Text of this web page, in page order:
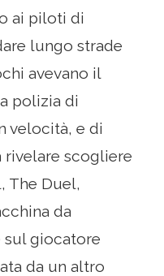
ai piloti di
lungo strade
avevano il
polizia di
velocità, e di
rivelare scogliere
The Duel,
da
giocatore
da un altro